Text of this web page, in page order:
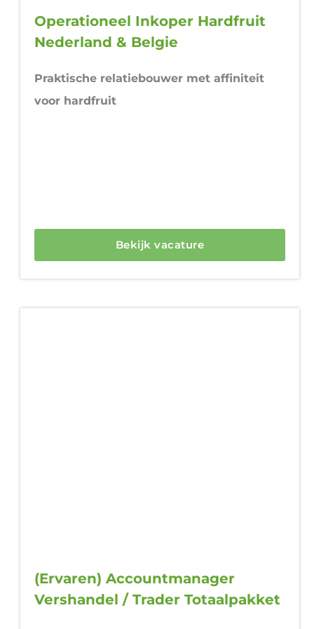
Operationeel Inkoper Hardfruit
Nederland & Belgie
Praktische relatiebouwer met affiniteit
voor hardfruit
Bekijk vacature
(Ervaren) Accountmanager
Vershandel / Trader Totaalpakket